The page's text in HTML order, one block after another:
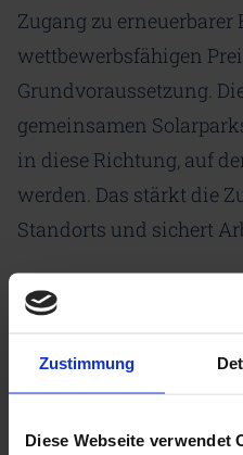
Zustimmung
Diese Webseite verwendet
Zugang zu erneuerbarer
wettbewerbsfähigen
Grundvoraussetzung.
gemeinsamen
in diese Richtung, auf
werden. Das stärkt die
Standorts und sichert
„In einem nächsten
Batteriespeicher
Sonnenenergie zu
unser Fokus darauf, den